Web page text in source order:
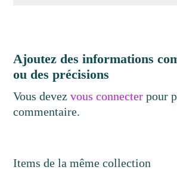
Ajoutez des informations
ou des précisions
Vous devezvous connecter pour
commentaire.
Items de la même collection